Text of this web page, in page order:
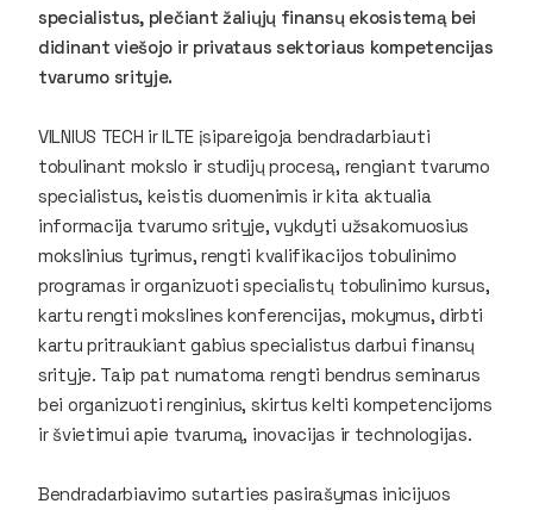
specialistus, plečiant žaliųjų finansų ekosistemą bei
didinant viešojo ir privataus sektoriaus kompetencijas
tvarumo srityje.
VILNIUS TECH ir ILTE įsipareigoja bendradarbiauti
tobulinant mokslo ir studijų procesą, rengiant tvarumo
specialistus, keistis duomenimis ir kita aktualia
informacija tvarumo srityje, vykdyti užsakomuosius
mokslinius tyrimus, rengti kvalifikacijos tobulinimo
programas ir organizuoti specialistų tobulinimo kursus,
kartu rengti mokslines konferencijas, mokymus, dirbti
kartu pritraukiant gabius specialistus darbui finansų
srityje. Taip pat numatoma rengti bendrus seminarus
bei organizuoti renginius, skirtus kelti kompetencijoms
ir švietimui apie tvarumą, inovacijas ir technologijas.
Bendradarbiavimo sutarties pasirašymas inicijuos